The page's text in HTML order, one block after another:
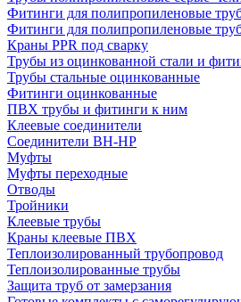
Фитинги для полипропиленовые
Фитинги для полипропиленовые
Краны PPR под сварку
Трубы из оцинкованной стали и
Трубы стальные оцинкованные
Фитинги оцинкованные
ПВХ трубы и фитинги к ним
Клеевые соединители
Соединители ВН-НР
Муфты
Муфты переходные
Отводы
Тройники
Клеевые трубы
Краны клеевые ПВХ
Теплоизолированный трубопровод
Теплоизолированные трубы
Защита труб от замерзания